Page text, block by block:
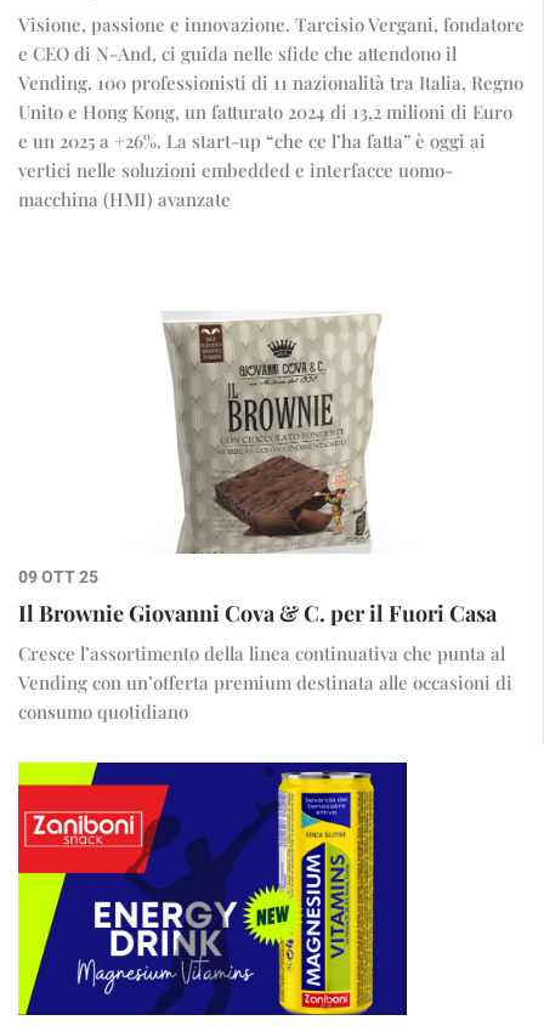
Visione, passione e innovazione. Tarcisio Vergani, fondatore
e CEO di N-And, ci guida nelle sfide che attendono il
Vending. 100 professionisti di 11 nazionalità tra Italia, Regno
Unito e Hong Kong, un fatturato 2024 di 13,2 milioni di Euro
e un 2025 a +26%. La start-up “che ce l’ha fatta” è oggi ai
vertici nelle soluzioni embedded e interfacce uomo-
macchina (HMI) avanzate
09 OTT 25
Il Brownie Giovanni Cova & C. per il Fuori Casa
Cresce l’assortimento della linea continuativa che punta al
Vending con un’offerta premium destinata alle occasioni di
consumo quotidiano